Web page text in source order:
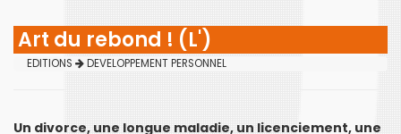
Art du rebond ! (L')
EDITIONS DEVELOPPEMENT PERSONNEL
Un divorce, une longue maladie, un licenciement, une